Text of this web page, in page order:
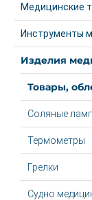
Медицинские
Инструменты
Изделия
Товары,
Соляные
Термометры
Грелки
Судно